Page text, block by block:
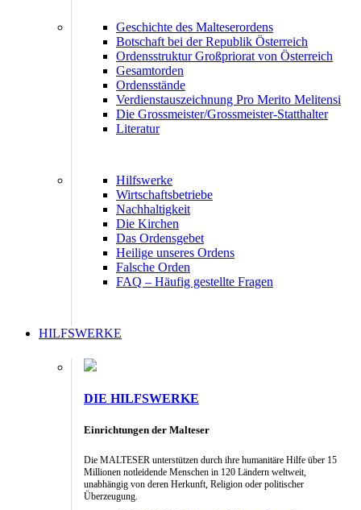
Geschichte des Malteserordens
Botschaft bei der Republik Österreich
Ordensstruktur Großpriorat von Österreich
Gesamtorden
Ordensstände
Verdienstauszeichnung Pro Merito Melitensi
Die Grossmeister/Grossmeister-Statthalter
Literatur
Hilfswerke
Wirtschaftsbetriebe
Nachhaltigkeit
Die Kirchen
Das Ordensgebet
Heilige unseres Ordens
Falsche Orden
FAQ – Häufig gestellte Fragen
HILFSWERKE
DIE HILFSWERKE
Einrichtungen der Malteser
Die MALTESER unterstützen durch ihre humanitäre Hilfe über 15
Millionen notleidende Menschen in 120 Ländern weltweit,
unabhängig von deren Herkunft, Religion oder politischer
Überzeugung.